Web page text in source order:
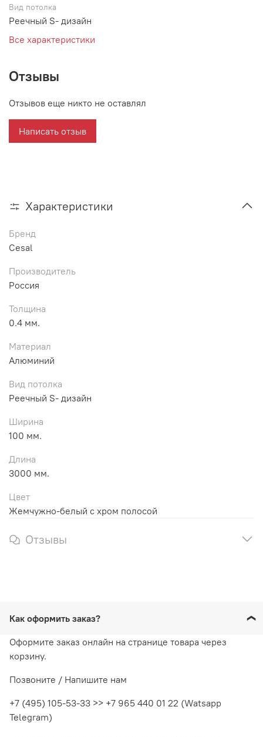
Вид потолка
Реечный S- дизайн
Все характеристики
Отзывы
Отзывов еще никто не оставлял
Написать отзыв
Характеристики
Бренд
Cesal
Производитель
Россия
Толщина
0.4 мм.
Материал
Алюминий
Вид потолка
Реечный S- дизайн
Ширина
100 мм.
Длина
3000 мм.
Цвет
Жемчужно-белый с хром полосой
Отзывы
Как оформить заказ?
Оформите заказ онлайн на странице товара через
корзину.
Позвоните / Напишите нам
+7 (495) 105-53-33 >> +7 965 440 01 22 (Watsapp
Telegram)